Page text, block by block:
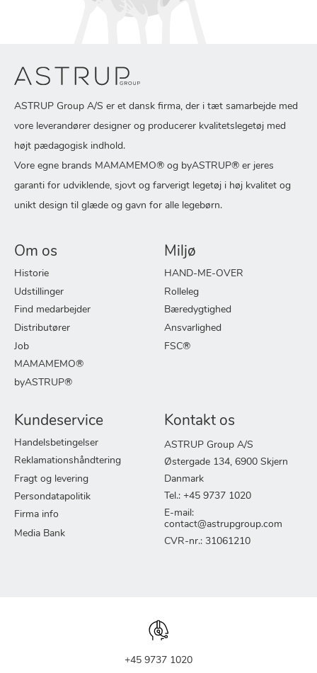
ASTRUP Group A/S er et dansk firma, der i tæt samarbejde med
vore leverandører designer og producerer kvalitetslegetøj med
højt pædagogisk indhold.
Vore egne brands MAMAMEMO® og byASTRUP® er jeres
garanti for udviklende, sjovt og farverigt legetøj i høj kvalitet og
unikt design til glæde og gavn for alle legebørn.
Om os
Historie
Udstillinger
Find medarbejder
Distributører
Job
MAMAMEMO®
byASTRUP®
Miljø
HAND-ME-OVER
Rolleleg
Bæredygtighed
Ansvarlighed
FSC®
Kundeservice
Handelsbetingelser
Reklamationshåndtering
Fragt og levering
Persondatapolitik
Firma info
Media Bank
Kontakt os
ASTRUP Group A/S
Østergade 134, 6900 Skjern
Danmark
Tel.: +45 9737 1020
E-mail:
contact@astrupgroup.com
CVR-nr.: 31061210
+45 9737 1020